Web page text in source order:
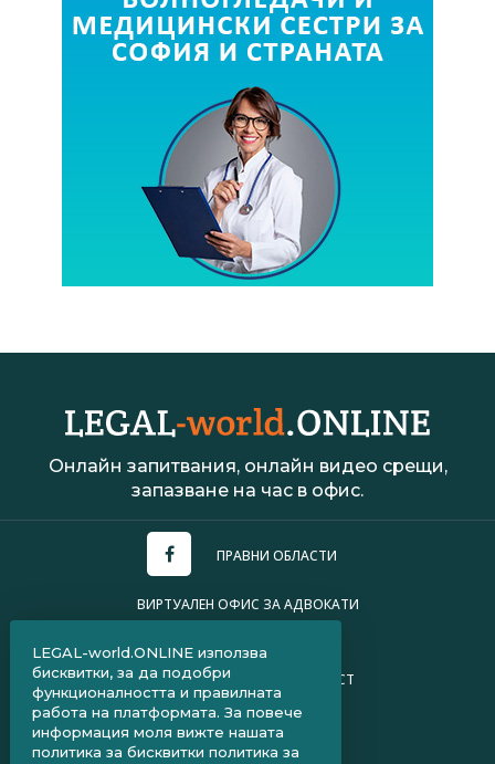
Онлайн запитвания, онлайн видео срещи,
запазване на час в офис.
ПРАВНИ ОБЛАСТИ
ВИРТУАЛЕН ОФИС ЗА АДВОКАТИ
ПОЛИТИКА ЗА ПОВЕРИТЕЛНОСТ
ЧЗВ ЗА КЛИЕНТИ
ЧЗВ ЗА АДВОКАТИ
LEGAL-world.ONLINE използва
бисквитки, за да подобри
функционалността и правилната
работа на платформата. За повече
информация моля вижте нашата
политика за бисквитки политика за